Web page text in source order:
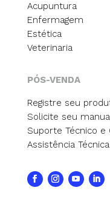
Acupuntura
Enfermagem
Estética
Veterinaria
PÓS-VENDA
Registre seu
Solicite seu
Suporte Técnico e
Assistência Técnica